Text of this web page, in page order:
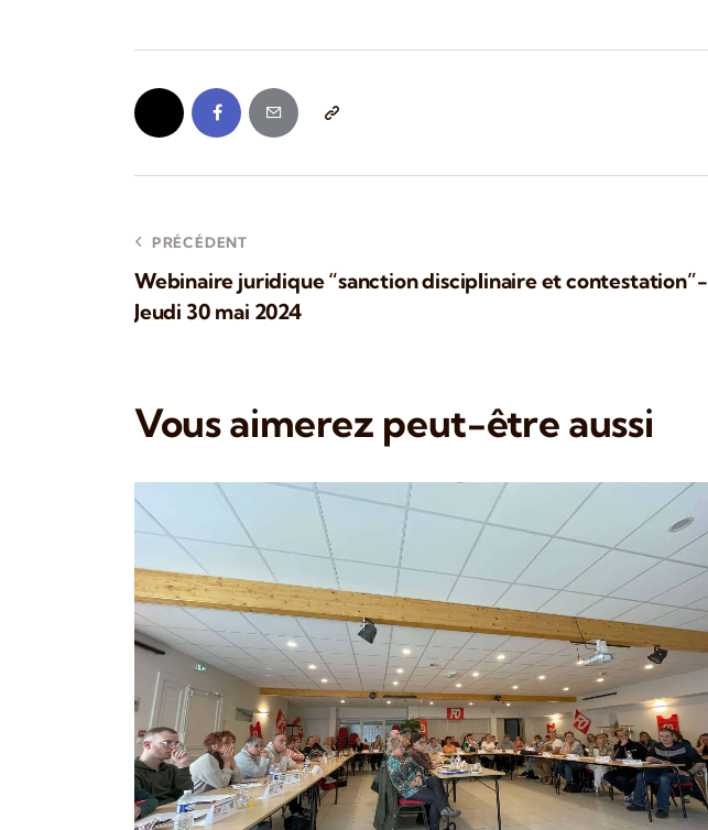
PRÉCÉDENT
Webinaire juridique “sanction disciplinaire et contestation”-
Jeudi 30 mai 2024
Vous aimerez peut-être aussi